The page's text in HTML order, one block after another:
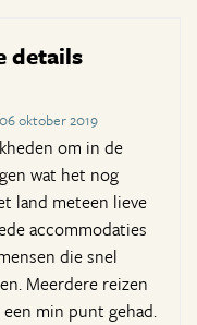
details
oktober 2019
om in de
wat het nog
land meteen lieve
accommodaties
die snel
Meerdere reizen
min punt gehad.